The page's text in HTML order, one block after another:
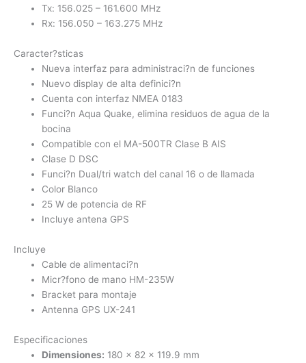
Tx: 156.025 – 161.600 MHz
Rx: 156.050 – 163.275 MHz
Caracter?sticas
Nueva interfaz para administraci?n de funciones
Nuevo display de alta definici?n
Cuenta con interfaz NMEA 0183
Funci?n Aqua Quake, elimina residuos de agua de la
bocina
Compatible con el MA-500TR Clase B AIS
Clase D DSC
Funci?n Dual/tri watch del canal 16 o de llamada
Color Blanco
25 W de potencia de RF
Incluye antena GPS
Incluye
Cable de alimentaci?n
Micr?fono de mano HM-235W
Bracket para montaje
Antenna GPS UX-241
Especificaciones
Dimensiones: 180 x 82 x 119.9 mm